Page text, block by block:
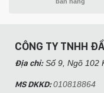
CÔNG TY TNHH
Địa chỉ:Số 9, Ngõ 102
MS DKKD:010818864